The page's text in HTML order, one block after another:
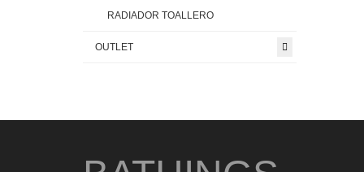
RADIADOR TOALLERO
OUTLET